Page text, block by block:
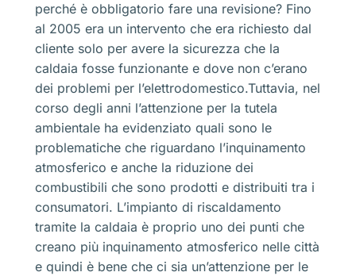
perché è obbligatorio fare una revisione? Fino
al 2005 era un intervento che era richiesto dal
cliente solo per avere la sicurezza che la
caldaia fosse funzionante e dove non c’erano
dei problemi per l’elettrodomestico.Tuttavia, nel
corso degli anni l’attenzione per la tutela
ambientale ha evidenziato quali sono le
problematiche che riguardano l’inquinamento
atmosferico e anche la riduzione dei
combustibili che sono prodotti e distribuiti tra i
consumatori. L’impianto di riscaldamento
tramite la caldaia è proprio uno dei punti che
creano più inquinamento atmosferico nelle città
e quindi è bene che ci sia un’attenzione per le